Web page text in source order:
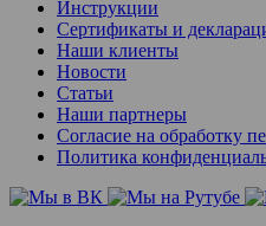
Инструкции
Сертификаты и
Наши клиенты
Новости
Статьи
Наши партнеры
Согласие на обработку
Политика